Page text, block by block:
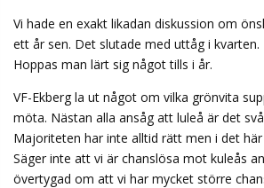
Vi hade en exakt likadan diskussion om
ett år sen. Det slutade med uttåg i kvarten.
Hoppas man lärt sig något tills i år.
VF-Ekberg la ut något om vilka grönvita
möta. Nästan alla ansåg att luleå är det
Majoriteten har inte alltid rätt men i det
Säger inte att vi är chanslösa mot kuleås
övertygad om att vi har mycket större